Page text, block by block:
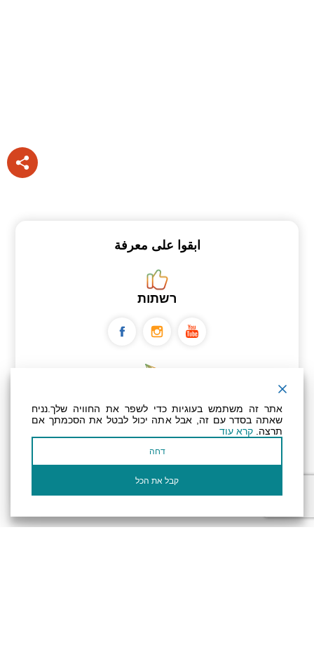
ابقوا على معرفة
רשתות
عنوان بريدك الإلكتروني
أؤكد أنني قرأت وأوافق على سياسةالخصوصية
وسياسة ملفات تعريف الارتباط الخاصة
אתר זה משתמש בעוגיות כדי לשפר את החוויה שלך.נניח
שאתה בסדר עם זה, אבל אתה יכול לבטל את הסכמתך אם
תרצה. קרא עוד
דחה
קבל את הכל